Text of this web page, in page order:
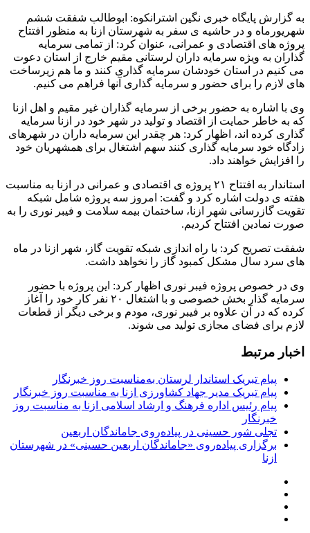
به گزارش پایگاه خبری نگین اشترانکوه: ابوطالب شفقت ششم
شهریورماه و در حاشیه ی سفر به شهرستان ازنا به منظور افتتاح
پروژه های اقتصادی و عمرانی، عنوان کرد: از تمامی سرمایه
گذاران به ویژه سرمایه داران لرستانی مقیم خارج از استان دعوت
می کنیم در استان خودشان سرمایه گذاری کنند و ما هم زیرساخت
های لازم را برای حضور و سرمایه گذاری آنها فراهم می کنیم.
وی با اشاره به حضور برخی از سرمایه گذاران غیر مقیم و اهل ازنا
که به خاطر حمایت از اقتصاد و تولید در شهر خود در ازنا سرمایه
گذاری کرده اند، اظهار کرد: هر چقدر این سرمایه داران در شهرهای
زادگاه خود سرمایه گذاری کنند سهم اشتغال برای همشهریان خود
را افزایش خواهند داد.
استاندار به افتتاح ۲۱ پروژه ی اقتصادی و عمرانی در ازنا به مناسبت
هفته ی دولت اشاره کرد و گفت: امروز سه پروژه شامل شبکه
تقویت گازرسانی شهر ازنا، ساختمان بیمه سلامت و فیبر نوری را به
صورت نمادین افتتاح کردیم.
شفقت تصریح کرد: با راه اندازی شبکه تقویت گاز، شهر ازنا در ماه
های سرد سال مشکل کمبود گاز را نخواهد داشت.
وی در خصوص پروژه فیبر نوری اظهار کرد: این پروژه با حضور
سرمایه گذار بخش خصوصی و با اشتغال ۲۰ نفر کار خود را آغاز
کرده که در آن علاوه بر فیبر نوری، مودم و برخی دیگر از قطعات
لازم برای فضای مجازی تولید می شوند.
اخبار مرتبط
پیام تبریک استاندار لرستان به‌مناسبت روز خبرنگار
پیام تبریک مدیر جهاد کشاورزی ازنا به مناسبت روز خبرنگار
پیام رئیس اداره فرهنگ و ارشاد اسلامی ازنا به مناسبت روز
خبرنگار
تجلی شور حسینی در پیاده‌روی جاماندگان اربعین
برگزاری پیاده‌روی «جاماندگان اربعین حسینی» در شهرستان
ازنا